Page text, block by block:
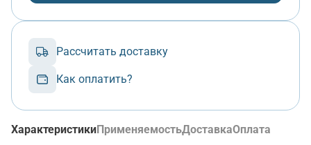
Рассчитать доставку
Как оплатить?
ХарактеристикиПрименяемостьДоставкаОплата